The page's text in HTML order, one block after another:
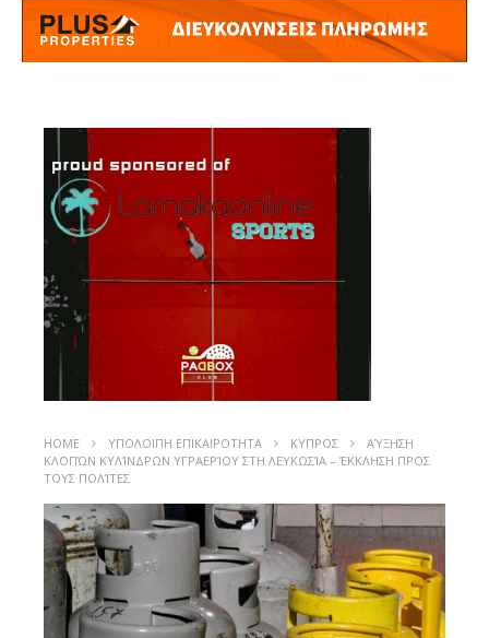
HOME ΥΠΟΛΟΙΠΗ ΕΠΙΚΑΙΡΟΤΗΤΑ ΚΥΠΡΟΣ
ΑΎΞΗΣΗ
ΚΛΟΠΏΝ ΚΥΛΊΝΔΡΩΝ ΥΓΡΑΕΡΊΟΥ ΣΤΗ ΛΕΥΚΩΣΊΑ – ΈΚΚΛΗΣΗ ΠΡΟΣ
ΤΟΥΣ ΠΟΛΊΤΕΣ